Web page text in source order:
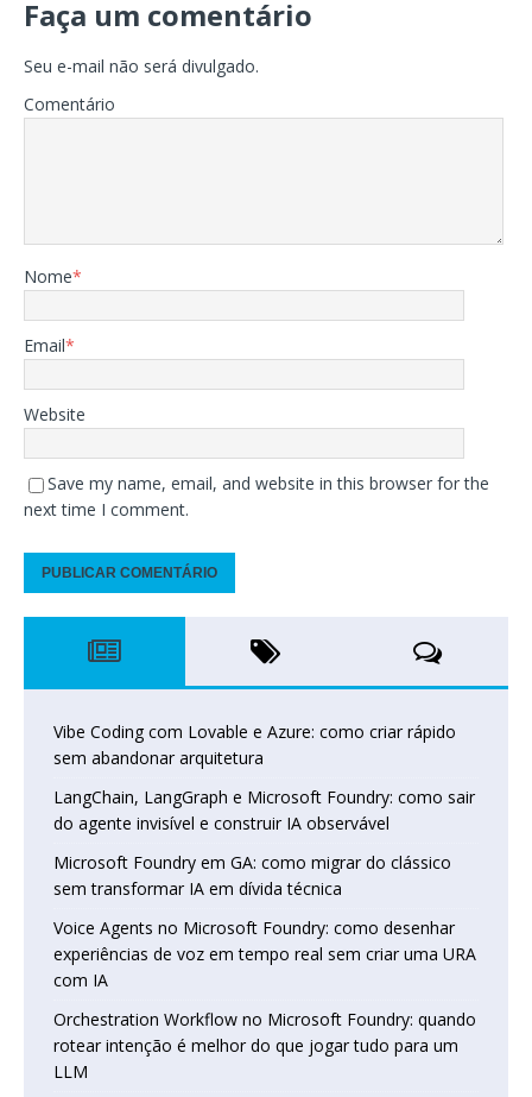
Faça um comentário
Seu e-mail não será divulgado.
Comentário
Nome*
Email*
Website
Save my name, email, and website in this browser for the
next time I comment.
Vibe Coding com Lovable e Azure: como criar rápido
sem abandonar arquitetura
LangChain, LangGraph e Microsoft Foundry: como sair
do agente invisível e construir IA observável
Microsoft Foundry em GA: como migrar do clássico
sem transformar IA em dívida técnica
Voice Agents no Microsoft Foundry: como desenhar
experiências de voz em tempo real sem criar uma URA
com IA
Orchestration Workflow no Microsoft Foundry: quando
rotear intenção é melhor do que jogar tudo para um
LLM